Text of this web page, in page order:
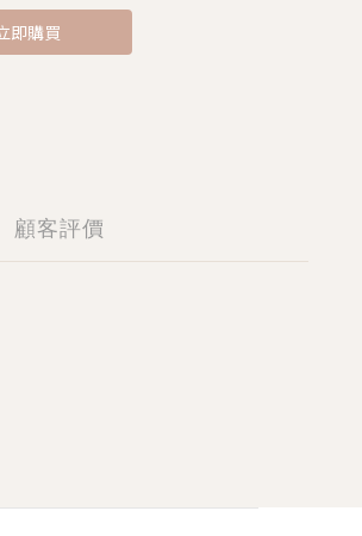
即購買
顧客評價